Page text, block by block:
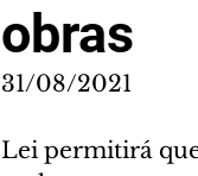
obras
31/08/2021
Lei permitirá